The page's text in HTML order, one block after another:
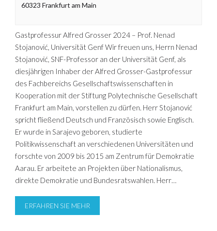
60323 Frankfurt am Main
Gastprofessur Alfred Grosser 2024 – Prof. Nenad
Stojanović, Universität Genf Wir freuen uns, Herrn Nenad
Stojanović, SNF-Professor an der Universität Genf, als
diesjährigen Inhaber der Alfred Grosser-Gastprofessur
des Fachbereichs Gesellschaftswissenschaften in
Kooperation mit der Stiftung Polytechnische Gesellschaft
Frankfurt am Main, vorstellen zu dürfen. Herr Stojanović
spricht fließend Deutsch und Französisch sowie Englisch.
Er wurde in Sarajevo geboren, studierte
Politikwissenschaft an verschiedenen Universitäten und
forschte von 2009 bis 2015 am Zentrum für Demokratie
Aarau. Er arbeitete an Projekten über Nationalismus,
direkte Demokratie und Bundesratswahlen. Herr…
ERFAHREN SIE MEHR